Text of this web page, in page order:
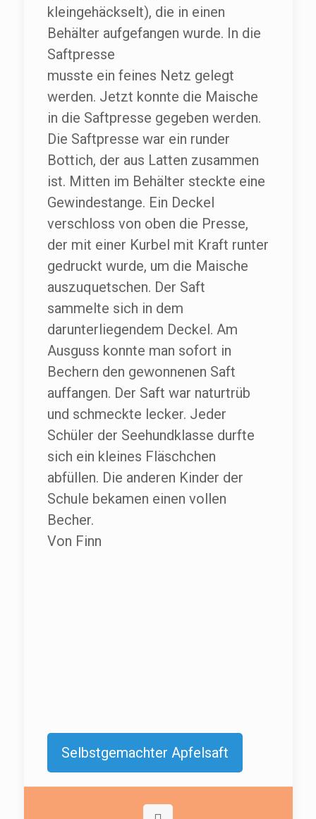
kleingehäckselt), die in einen
Behälter aufgefangen wurde. In die
Saftpresse
musste ein feines Netz gelegt
werden. Jetzt konnte die Maische
in die Saftpresse gegeben werden.
Die Saftpresse war ein runder
Bottich, der aus Latten zusammen
ist. Mitten im Behälter steckte eine
Gewindestange. Ein Deckel
verschloss von oben die Presse,
der mit einer Kurbel mit Kraft runter
gedruckt wurde, um die Maische
auszuquetschen. Der Saft
sammelte sich in dem
darunterliegendem Deckel. Am
Ausguss konnte man sofort in
Bechern den gewonnenen Saft
auffangen. Der Saft war naturtrüb
und schmeckte lecker. Jeder
Schüler der Seehundklasse durfte
sich ein kleines Fläschchen
abfüllen. Die anderen Kinder der
Schule bekamen einen vollen
Becher.
Von Finn
Selbstgemachter Apfelsaft